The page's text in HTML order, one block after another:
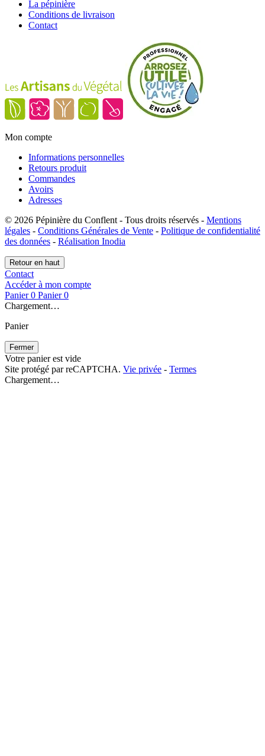
La pépinière
Conditions de livraison
Contact
Mon compte
Informations personnelles
Retours produit
Commandes
Avoirs
Adresses
© 2026 Pépinière du Conflent - Tous droits réservés - Mentions
légales - Conditions Générales de Vente - Politique de confidentialité
des données - Réalisation Inodia
Retour en haut
Contact
Accéder à mon compte
Panier 0 Panier 0
Chargement…
Panier
Fermer
Votre panier est vide
Site protégé par reCAPTCHA. Vie privée - Termes
Chargement…